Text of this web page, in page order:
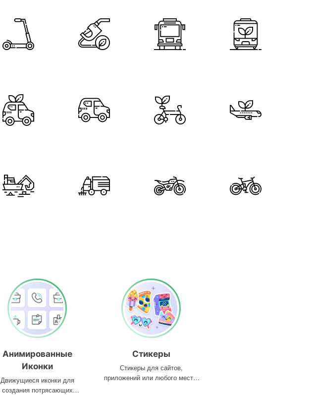
Анимированные
Иконки
Движущиеся иконки для
создания потрясающих
Стикеры
Стикеры для сайтов,
приложений или любого места,